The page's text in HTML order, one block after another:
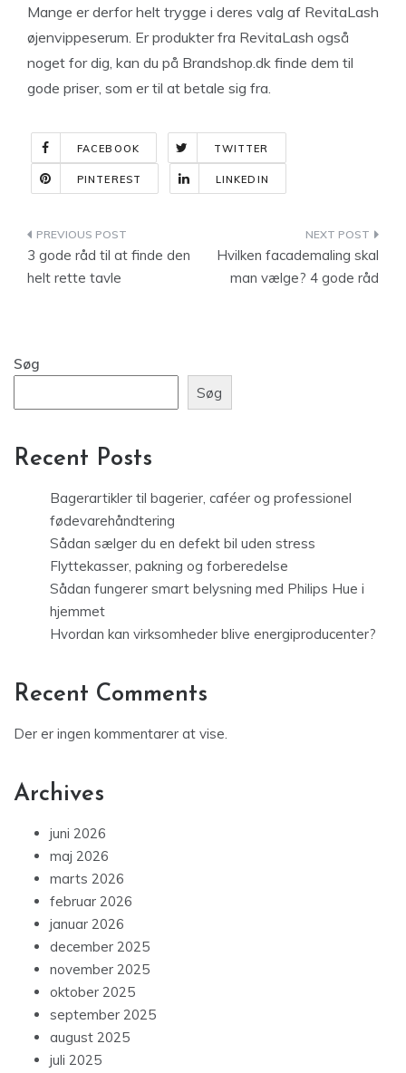
Mange er derfor helt trygge i deres valg af RevitaLash
øjenvippeserum. Er produkter fra RevitaLash også
noget for dig, kan du på Brandshop.dk finde dem til
gode priser, som er til at betale sig fra.
FACEBOOK TWITTER
PINTEREST LINKEDIN
Indlægsnavigation
3 gode råd til at finde den
helt rette tavle
Hvilken facademaling skal
man vælge? 4 gode råd
Søg
Søg
Recent Posts
Bagerartikler til bagerier, caféer og professionel
fødevarehåndtering
Sådan sælger du en defekt bil uden stress
Flyttekasser, pakning og forberedelse
Sådan fungerer smart belysning med Philips Hue i
hjemmet
Hvordan kan virksomheder blive energiproducenter?
Recent Comments
Der er ingen kommentarer at vise.
Archives
juni 2026
maj 2026
marts 2026
februar 2026
januar 2026
december 2025
november 2025
oktober 2025
september 2025
august 2025
juli 2025